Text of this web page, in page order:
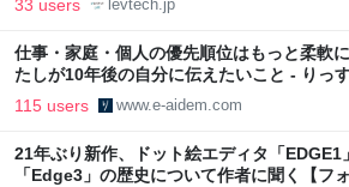
33 users levtech.jp
仕事・家庭・個人の優先順位はもっと柔軟
たしが10年後の自分に伝えたいこと - りっ
115 users www.e-aidem.com
21年ぶり新作、ドット絵エディタ「EDGE1
「Edge3」の歴史について作者に聞く【フ